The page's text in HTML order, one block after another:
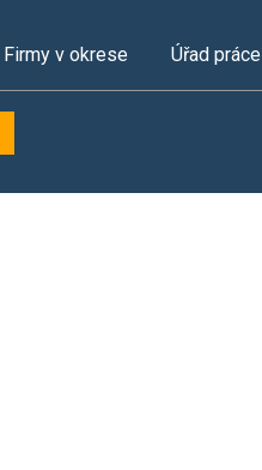
Firmy v okrese Úřad práce